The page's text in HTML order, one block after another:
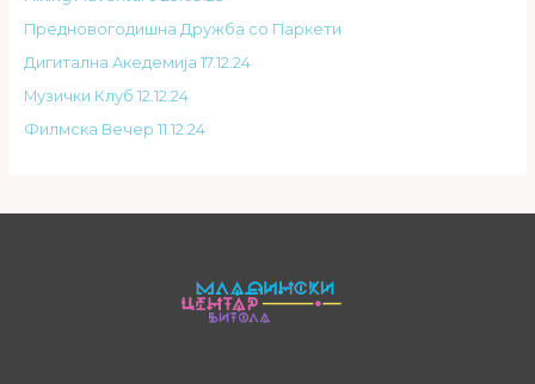
Предновогодишна Дружба со Паркети
Дигитална Акедемија 17.12.24
Музички Клуб 12.12.24
Филмска Вечер 11.12.24